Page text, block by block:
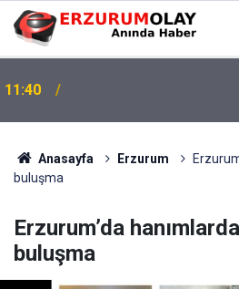
11:40
Anasayfa Erzurum
buluşma
Erzurum’da
buluşma